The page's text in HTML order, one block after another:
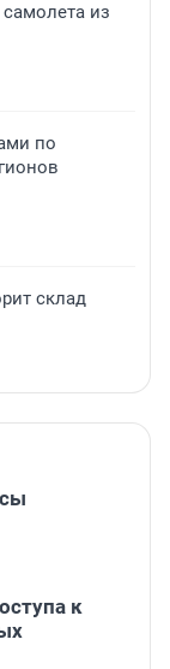
из
по
склад
к